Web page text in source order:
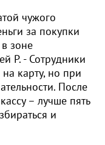
чужого
за покупки
зоне
Р. - Сотрудники
карту, но при
После
– лучше пять
и